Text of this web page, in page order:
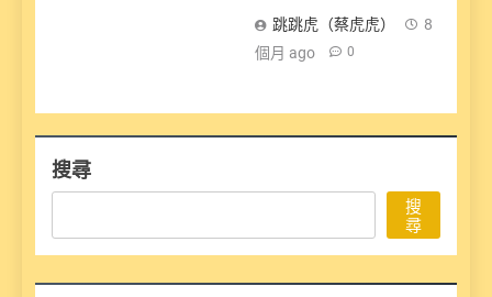
跳跳虎（蔡虎虎）
8
個月 ago
0
搜尋
搜
尋